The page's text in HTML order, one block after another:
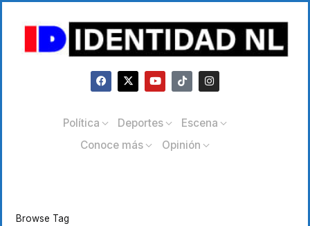
Política Deportes
Escena
Conoce más
Opinión
Browse Tag